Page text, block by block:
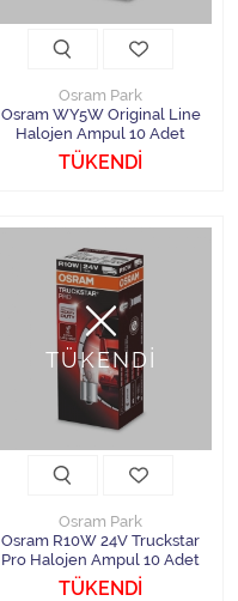
Osram Park
Osram WY5W Original Line
Halojen Ampul 10 Adet
TÜKENDİ
TÜKENDİ
Osram Park
Osram R10W 24V Truckstar
Pro Halojen Ampul 10 Adet
TÜKENDİ